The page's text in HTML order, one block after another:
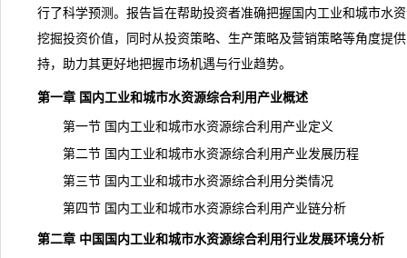
行了科学预测。报告旨在帮助投资者准确把握国内工业和城市水
挖掘投资价值，同时从投资策略、生产策略及营销策略等角度提
持，助力其更好地把握市场机遇与行业趋势。
第一章 国内工业和城市水资源综合利用产业概述
第一节 国内工业和城市水资源综合利用产业定义
第二节 国内工业和城市水资源综合利用产业发展历程
第三节 国内工业和城市水资源综合利用分类情况
第四节 国内工业和城市水资源综合利用产业链分析
第二章 中国国内工业和城市水资源综合利用行业发展环境分析